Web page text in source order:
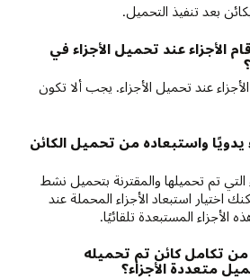
بعد تنفيذ التحميل.
الأجزاء عند تحميل الأجزاء في
عند تحميل الأجزاء. يجب ألا تكون
واستبعاده من تحميل الكائن
التي تم تحميلها والمقترنة بتحميل نشط
اختيار استبعاد الأجزاء المحملة عند
المستبعدة تلقائيًا.
تكامل كائن تم تحميله
متعددة الأجزاء؟